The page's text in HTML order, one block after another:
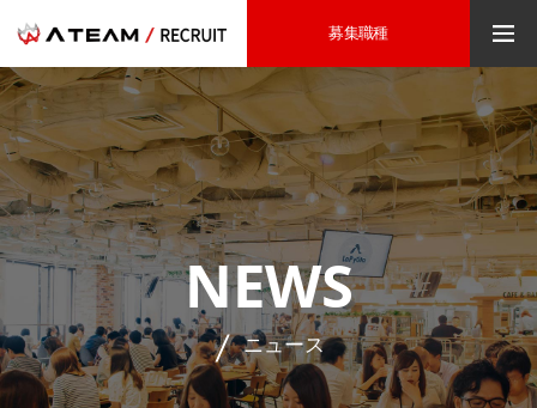
募集職種
NEWS
ニュース